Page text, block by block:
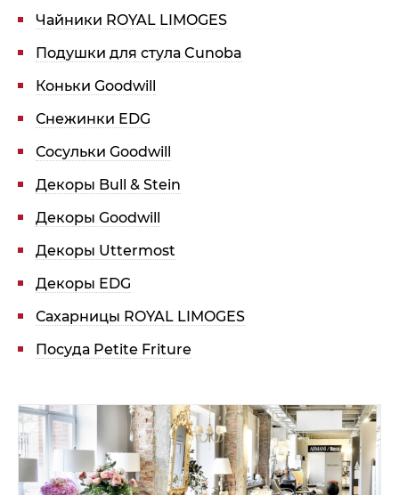
Чайники ROYAL LIMOGES
Подушки для стула Cunoba
Коньки Goodwill
Снежинки EDG
Сосульки Goodwill
Декоры Bull & Stein
Декоры Goodwill
Декоры Uttermost
Декоры EDG
Сахарницы ROYAL LIMOGES
Посуда Petite Friture